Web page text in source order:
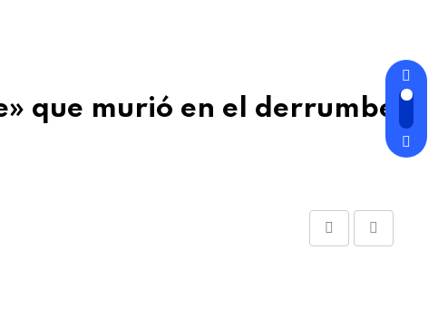
que murió en el derrumbe